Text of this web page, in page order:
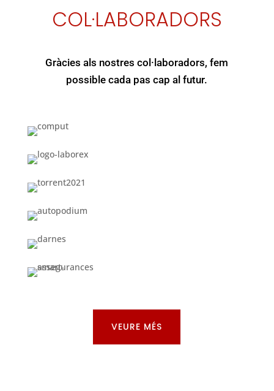
COL·LABORADORS
Gràcies als nostres col·laboradors, fem
possible cada pas cap al futur.
VEURE MÉS